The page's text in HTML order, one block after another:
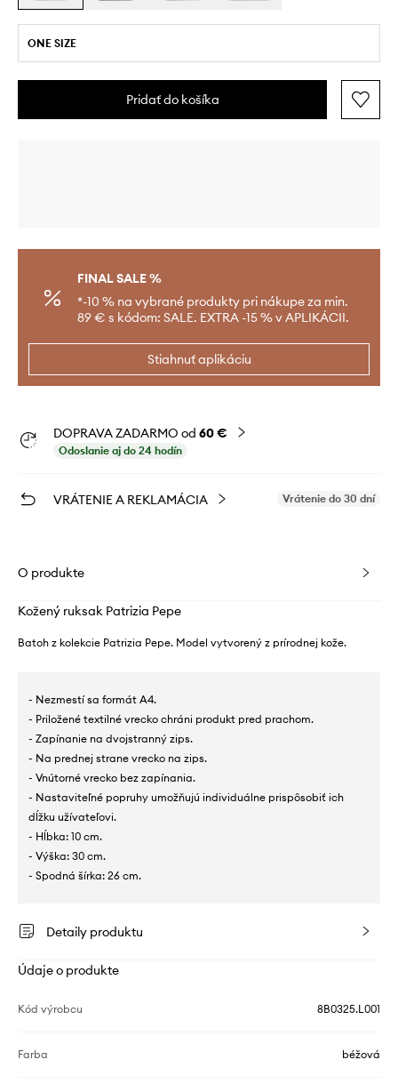
ONE SIZE
Pridať do košíka
FINAL SALE %
*-10 % na vybrané produkty pri nákupe za min.
89 € s kódom: SALE. EXTRA -15 % v APLIKÁCII.
Stiahnuť aplikáciu
DOPRAVA ZADARMO od 60 €
Odoslanie aj do 24 hodín
VRÁTENIE A REKLAMÁCIA Vrátenie do 30 dní
O produkte
Kožený ruksak Patrizia Pepe
Batoh z kolekcie Patrizia Pepe. Model vytvorený z prírodnej kože.
- Nezmestí sa formát A4.
- Priložené textilné vrecko chráni produkt pred prachom.
- Zapínanie na dvojstranný zips.
- Na prednej strane vrecko na zips.
- Vnútorné vrecko bez zapínania.
- Nastaviteľné popruhy umožňujú individuálne prispôsobiť ich
dĺžku užívateľovi.
- Hĺbka: 10 cm.
- Výška: 30 cm.
- Spodná šírka: 26 cm.
Detaily produktu
Údaje o produkte
Kód výrobcu 8B0325.L001
Farba béžová